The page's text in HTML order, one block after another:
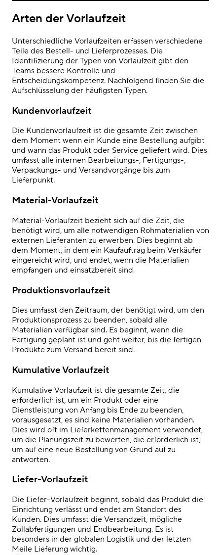
Arten der Vorlaufzeit
Unterschiedliche Vorlaufzeiten erfassen verschiedene
Teile des Bestell- und Lieferprozesses. Die
Identifizierung der Typen von Vorlaufzeit gibt den
Teams bessere Kontrolle und
Entscheidungskompetenz. Nachfolgend finden Sie die
Aufschlüsselung der häufigsten Typen.
Kundenvorlaufzeit
Die Kundenvorlaufzeit ist die gesamte Zeit zwischen
dem Moment wenn ein Kunde eine Bestellung aufgibt
und wann das Produkt oder Service geliefert wird. Dies
umfasst alle internen Bearbeitungs-, Fertigungs-,
Verpackungs- und Versandvorgänge bis zum
Lieferpunkt.
Material-Vorlaufzeit
Material-Vorlaufzeit bezieht sich auf die Zeit, die
benötigt wird, um alle notwendigen Rohmaterialien von
externen Lieferanten zu erwerben. Dies beginnt ab
dem Moment, in dem ein Kaufauftrag beim Verkäufer
eingereicht wird, und endet, wenn die Materialien
empfangen und einsatzbereit sind.
Produktionsvorlaufzeit
Dies umfasst den Zeitraum, der benötigt wird, um den
Produktionsprozess zu beenden, sobald alle
Materialien verfügbar sind. Es beginnt, wenn die
Fertigung geplant ist und geht weiter, bis die fertigen
Produkte zum Versand bereit sind.
Kumulative Vorlaufzeit
Kumulative Vorlaufzeit ist die gesamte Zeit, die
erforderlich ist, um ein Produkt oder eine
Dienstleistung von Anfang bis Ende zu beenden,
vorausgesetzt, es sind keine Materialien vorhanden.
Dies wird oft im Lieferkettenmanagement verwendet,
um die Planungszeit zu bewerten, die erforderlich ist,
um auf eine neue Bestellung von Grund auf zu
antworten.
Liefer-Vorlaufzeit
Die Liefer-Vorlaufzeit beginnt, sobald das Produkt die
Einrichtung verlässt und endet am Standort des
Kunden. Dies umfasst die Versandzeit, mögliche
Zollabfertigungen und Endbearbeitung. Es ist
besonders in der globalen Logistik und der letzten
Meile Lieferung wichtig.